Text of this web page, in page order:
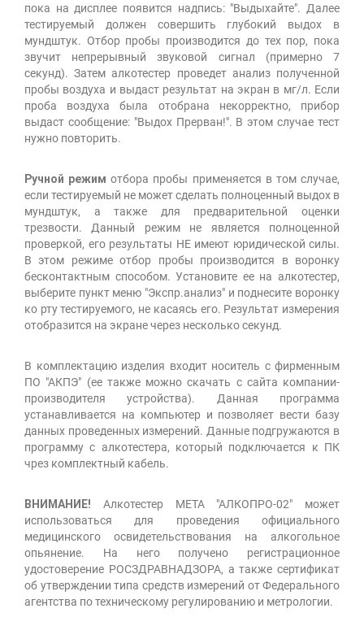
пока на дисплее появится надпись: "Выдыхайте". Далее
тестируемый должен совершить глубокий выдох в
мундштук. Отбор пробы производится до тех пор, пока
звучит непрерывный звуковой сигнал (примерно 7
секунд). Затем алкотестер проведет анализ полученной
пробы воздуха и выдаст результат на экран в мг/л. Если
проба воздуха была отобрана некорректно, прибор
выдаст сообщение: "Выдох Прерван!". В этом случае тест
нужно повторить.
Ручной режим отбора пробы применяется в том случае,
если тестируемый не может сделать полноценный выдох в
мундштук, а также для предварительной оценки
трезвости. Данный режим не является полноценной
проверкой, его результаты НЕ имеют юридической силы.
В этом режиме отбор пробы производится в воронку
бесконтактным способом. Установите ее на алкотестер,
выберите пункт меню "Экспр.анализ" и поднесите воронку
ко рту тестируемого, не касаясь его. Результат измерения
отобразится на экране через несколько секунд.
В комплектацию изделия входит носитель с фирменным
ПО "АКПЭ" (ее также можно скачать с сайта компании-
производителя устройства). Данная программа
устанавливается на компьютер и позволяет вести базу
данных проведенных измерений. Данные подгружаются в
программу с алкотестера, который подключается к ПК
чрез комплектный кабель.
ВНИМАНИЕ! Алкотестер МЕТА "АЛКОПРО-02" может
использоваться для проведения официального
медицинского освидетельствования на алкогольное
опьянение. На него получено регистрационное
удостоверение РОСЗДРАВНАДЗОРА, а также сертификат
об утверждении типа средств измерений от Федерального
агентства по техническому регулированию и метрологии.